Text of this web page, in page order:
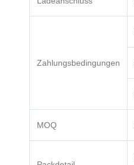
Zahlungsbedingungen
MOQ